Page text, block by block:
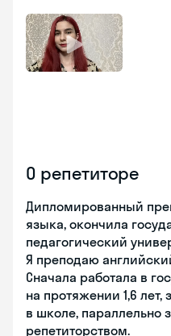
О репетиторе
Дипломированный
языка, окончила
педагогический
Я преподаю
Сначала работала в
на протяжении 1,6 лет,
в школе, параллельно
репетиторством.